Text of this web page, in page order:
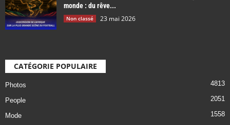
monde : du rêve...
Non classé 23 mai 2026
CATÉGORIE POPULAIRE
Photos 4813
People 2051
Mode 1558